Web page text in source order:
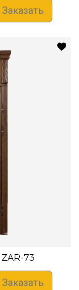
Заказать
ZAR-73
Заказать